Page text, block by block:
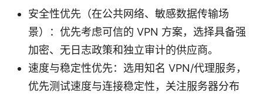
安全性优先（在公共网络、敏感数据传输场
景）：优先考虑可信的 VPN 方案，选择具备强
加密、无日志政策和独立审计的供应商。
速度与稳定性优先：选用知名 VPN/代理服务，
优先测试速度与连接稳定性，关注服务器分布